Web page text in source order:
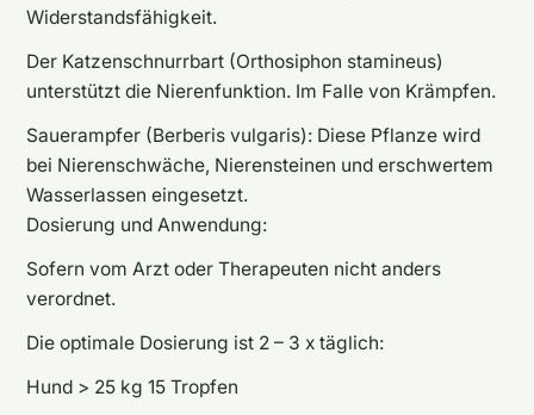
Widerstandsfähigkeit.
Der Katzenschnurrbart (Orthosiphon stamineus)
unterstützt die Nierenfunktion. Im Falle von Krämpfen.
Sauerampfer (Berberis vulgaris): Diese Pflanze wird
bei Nierenschwäche, Nierensteinen und erschwertem
Wasserlassen eingesetzt.
Dosierung und Anwendung:
Sofern vom Arzt oder Therapeuten nicht anders
verordnet.
Die optimale Dosierung ist 2 – 3 x täglich:
Hund > 25 kg 15 Tropfen